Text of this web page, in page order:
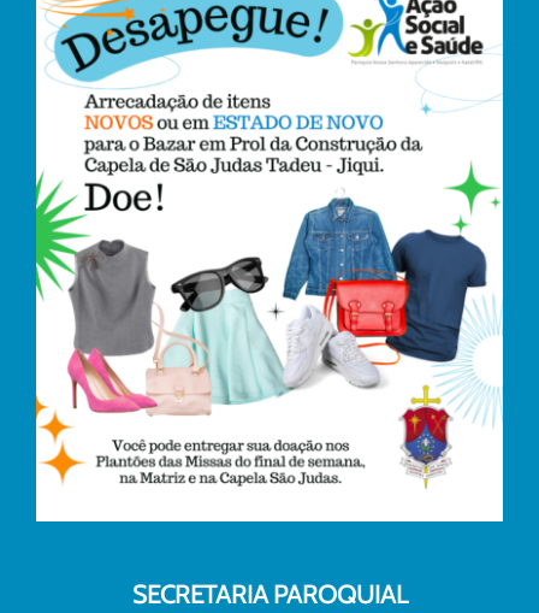
SECRETARIA PAROQUIAL